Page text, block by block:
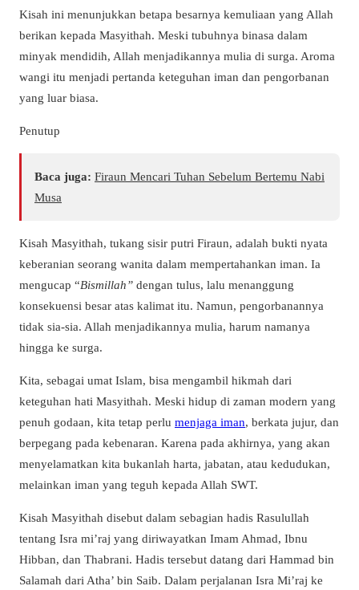
Kisah ini menunjukkan betapa besarnya kemuliaan yang Allah
berikan kepada Masyithah. Meski tubuhnya binasa dalam
minyak mendidih, Allah menjadikannya mulia di surga. Aroma
wangi itu menjadi pertanda keteguhan iman dan pengorbanan
yang luar biasa.
Penutup
Baca juga: Firaun Mencari Tuhan Sebelum Bertemu Nabi
Musa
Kisah Masyithah, tukang sisir putri Firaun, adalah bukti nyata
keberanian seorang wanita dalam mempertahankan iman. Ia
mengucap “Bismillah” dengan tulus, lalu menanggung
konsekuensi besar atas kalimat itu. Namun, pengorbanannya
tidak sia-sia. Allah menjadikannya mulia, harum namanya
hingga ke surga.
Kita, sebagai umat Islam, bisa mengambil hikmah dari
keteguhan hati Masyithah. Meski hidup di zaman modern yang
penuh godaan, kita tetap perlu menjaga iman, berkata jujur, dan
berpegang pada kebenaran. Karena pada akhirnya, yang akan
menyelamatkan kita bukanlah harta, jabatan, atau kedudukan,
melainkan iman yang teguh kepada Allah SWT.
Kisah Masyithah disebut dalam sebagian hadis Rasulullah
tentang Isra mi’raj yang diriwayatkan Imam Ahmad, Ibnu
Hibban, dan Thabrani. Hadis tersebut datang dari Hammad bin
Salamah dari Atha’ bin Saib. Dalam perjalanan Isra Mi’raj ke